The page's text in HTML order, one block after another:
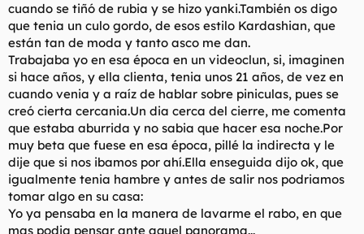
cuando se tiñó de rubia y se hizo yanki.También os digo
que tenia un culo gordo, de esos estilo Kardashian, que
están tan de moda y tanto asco me dan.
Trabajaba yo en esa época en un videoclun, si, imaginen
si hace años, y ella clienta, tenia unos 21 años, de vez en
cuando venia y a raíz de hablar sobre piniculas, pues se
creó cierta cercania.Un dia cerca del cierre, me comenta
que estaba aburrida y no sabia que hacer esa noche.Por
muy beta que fuese en esa época, pillé la indirecta y le
dije que si nos ibamos por ahí.Ella enseguida dijo ok, que
igualmente tenia hambre y antes de salir nos podriamos
tomar algo en su casa:
Yo ya pensaba en la manera de lavarme el rabo, en que
mas podia pensar ante aquel panorama...